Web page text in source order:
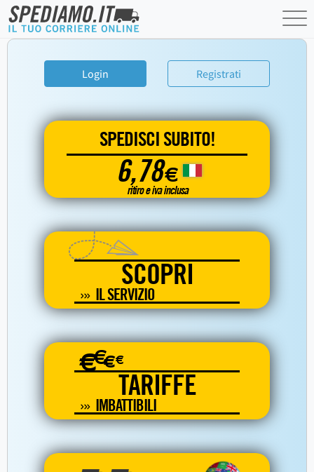
Login Registrati
SPEDISCI SUBITO!
6,78€
ritiro e iva inclusa
SCOPRI
IL SERVIZIO
€€€€
TARIFFE
IMBATTIBILI